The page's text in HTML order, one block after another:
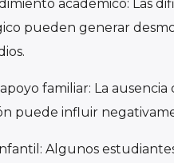
académico: Las
pueden generar
familiar: La
puede influir
Algunos